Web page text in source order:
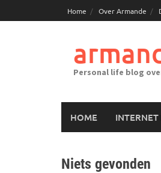
naar
Home Over Armande
Personal life blog
HOME INTERNET
Niets gevonden